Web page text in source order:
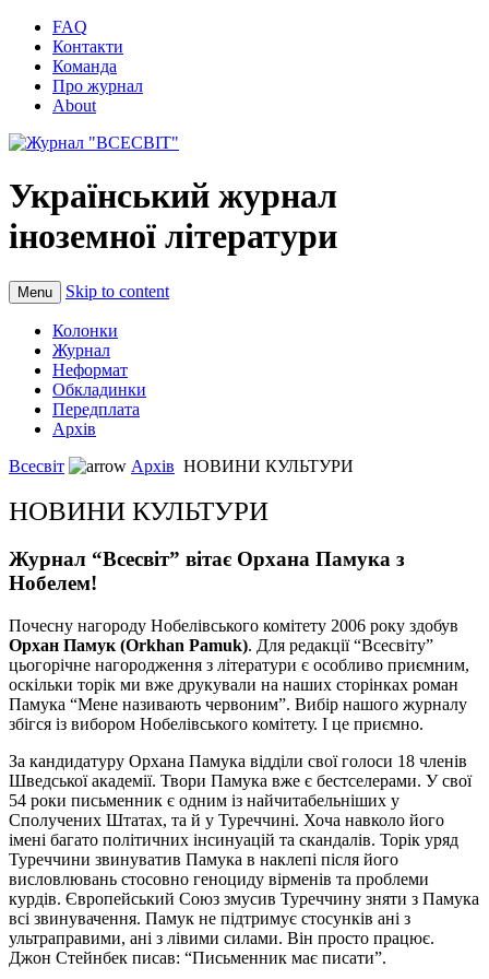
FAQ
Контакти
Команда
Про журнал
About
Український журнал
іноземної літератури
Menu Skip to content
Колонки
Журнал
Неформат
Обкладинки
Передплата
Архів
Всесвіт
Архів НОВИНИ КУЛЬТУРИ
НОВИНИ КУЛЬТУРИ
Журнал “Всесвіт” вітає Орхана Памука з
Нобелем!
Почесну нагороду Нобелівського комітету 2006 року здобув
Орхан Памук (Orkhan Pamuk). Для редакції “Всесвіту”
цьогорічне нагородження з літератури є особливо приємним,
оскільки торік ми вже друкували на наших сторінках роман
Памука “Мене називають червоним”. Вибір нашого журналу
збігся із вибором Нобелівського комітету. І це приємно.
За кандидатуру Орхана Памука відділи свої голоси 18 членів
Шведської академії. Твори Памука вже є бестселерами. У свої
54 роки письменник є одним із найчитабельніших у
Сполучених Штатах, та й у Туреччині. Хоча навколо його
імені багато політичних інсинуацій та скандалів. Торік уряд
Туреччини звинуватив Памука в наклепі після його
висловлювань стосовно геноциду вірменів та проблеми
курдів. Європейський Союз змусив Туреччину зняти з Памука
всі звинувачення. Памук не підтримує стосунків ані з
ультраправими, ані з лівими силами. Він просто працює.
Джон Стейнбек писав: “Письменник має писати”.